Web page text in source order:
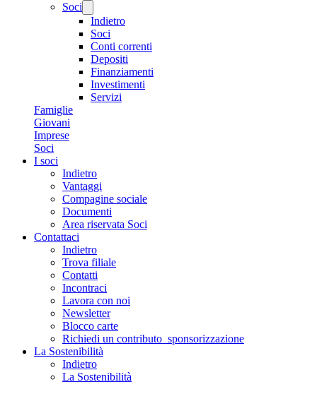
Soci
Indietro
Soci
Conti correnti
Depositi
Finanziamenti
Investimenti
Servizi
Famiglie
Giovani
Imprese
Soci
I soci
Indietro
Vantaggi
Compagine sociale
Documenti
Area riservata Soci
Contattaci
Indietro
Trova filiale
Contatti
Incontraci
Lavora con noi
Newsletter
Blocco carte
Richiedi un contributo_sponsorizzazione
La Sostenibilità
Indietro
La Sostenibilità